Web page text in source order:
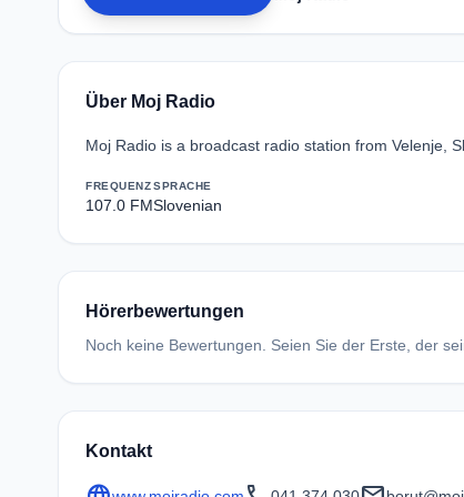
Über Moj Radio
Moj Radio is a broadcast radio station from Velenje,
FREQUENZ
107.0 FM
SPRACHE
Slovenian
Hörerbewertungen
Noch keine Bewertungen. Seien Sie der Erste, der
Kontakt